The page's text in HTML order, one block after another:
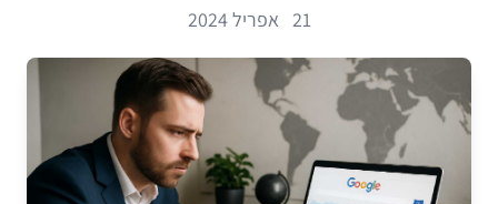
21 אפריל 2024